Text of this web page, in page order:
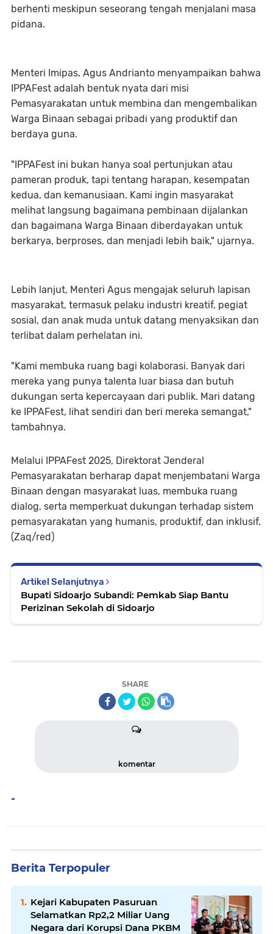
berhenti meskipun seseorang tengah menjalani masa
pidana.
Menteri Imipas, Agus Andrianto menyampaikan bahwa
IPPAFest adalah bentuk nyata dari misi
Pemasyarakatan untuk membina dan mengembalikan
Warga Binaan sebagai pribadi yang produktif dan
berdaya guna.
"IPPAFest ini bukan hanya soal pertunjukan atau
pameran produk, tapi tentang harapan, kesempatan
kedua, dan kemanusiaan. Kami ingin masyarakat
melihat langsung bagaimana pembinaan dijalankan
dan bagaimana Warga Binaan diberdayakan untuk
berkarya, berproses, dan menjadi lebih baik," ujarnya.
Lebih lanjut, Menteri Agus mengajak seluruh lapisan
masyarakat, termasuk pelaku industri kreatif, pegiat
sosial, dan anak muda untuk datang menyaksikan dan
terlibat dalam perhelatan ini.
"Kami membuka ruang bagi kolaborasi. Banyak dari
mereka yang punya talenta luar biasa dan butuh
dukungan serta kepercayaan dari publik. Mari datang
ke IPPAFest, lihat sendiri dan beri mereka semangat,"
tambahnya.
Melalui IPPAFest 2025, Direktorat Jenderal
Pemasyarakatan berharap dapat menjembatani Warga
Binaan dengan masyarakat luas, membuka ruang
dialog, serta memperkuat dukungan terhadap sistem
pemasyarakatan yang humanis, produktif, dan inklusif.
(Zaq/red)
Artikel Selanjutnya
Bupati Sidoarjo Subandi: Pemkab Siap Bantu
Perizinan Sekolah di Sidoarjo
SHARE
komentar
-
Berita Terpopuler
Kejari Kabupaten Pasuruan
Selamatkan Rp2,2 Miliar Uang
Negara dari Korupsi Dana PKBM